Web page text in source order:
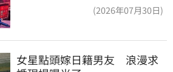
(2026年07月30日)
女星點頭嫁日籍男友　浪漫求